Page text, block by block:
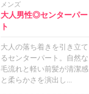
メンズ
大人男性◎センターパー
ト
大人の落ち着きを引き立て
るセンターパート。自然な
毛流れと軽い前髪が清潔感
と柔らかさを演出し...